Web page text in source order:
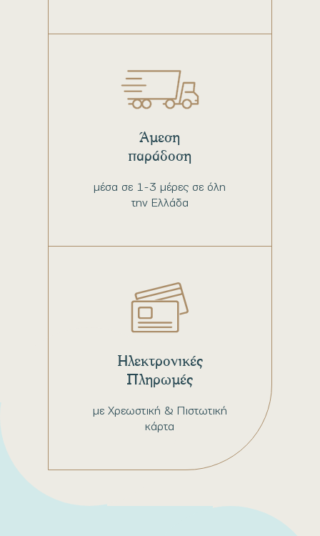
μέσα σε 1-3 μέρες σε όλη
την Ελλάδα
Άμεση
παράδοση
με Χρεωστική & Πιστωτική
κάρτα
Ηλεκτρονικές
Πληρωμές